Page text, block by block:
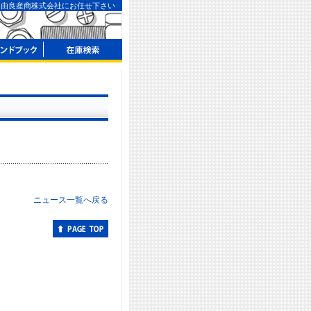
良産商株式会社にお任せ下さい
ニュース一覧へ戻る